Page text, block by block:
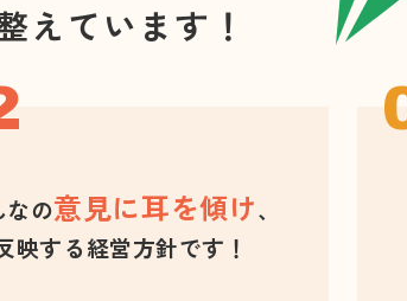
えています！
なの意見に耳を傾け、
映する経営方針です！